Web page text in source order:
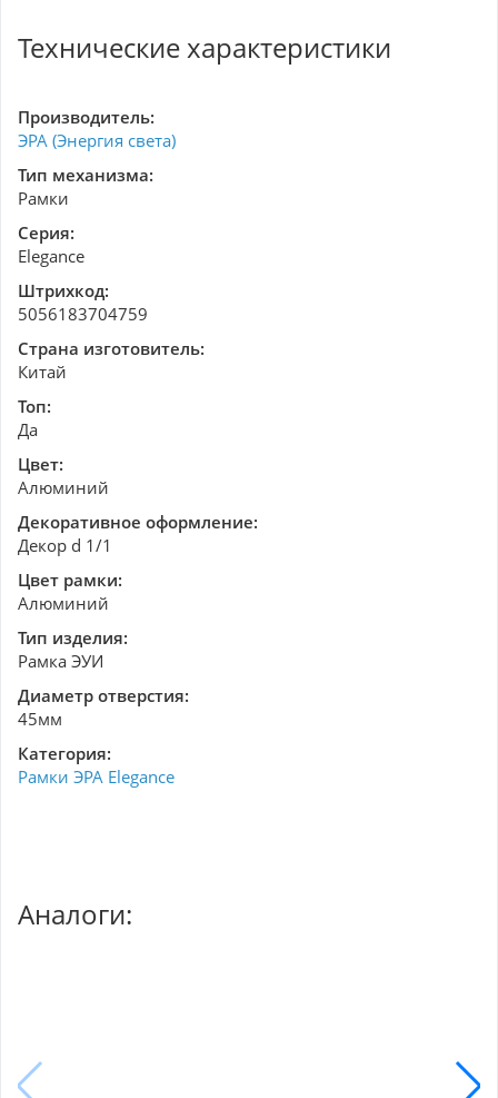
Технические характеристики
Производитель:
ЭРА (Энергия света)
Тип механизма:
Рамки
Серия:
Elegance
Штрихкод:
5056183704759
Страна изготовитель:
Китай
Топ:
Да
Цвет:
Алюминий
Декоративное оформление:
Декор d 1/1
Цвет рамки:
Алюминий
Тип изделия:
Рамка ЭУИ
Диаметр отверстия:
45мм
Категория:
Рамки ЭРА Elegance
Аналоги: